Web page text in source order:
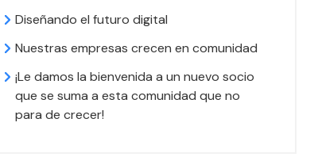
Diseñando el futuro digital
Nuestras empresas crecen en comunidad
¡Le damos la bienvenida a un nuevo socio
que se suma a esta comunidad que no
para de crecer!